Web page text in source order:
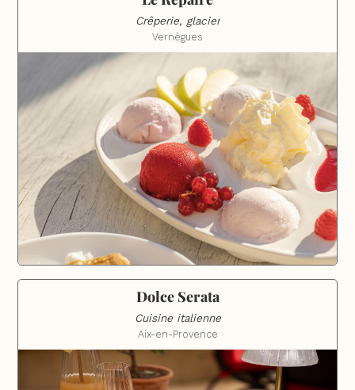
Crêperie, glacier
Vernègues
Dolce Serata
Cuisine italienne
Aix-en-Provence